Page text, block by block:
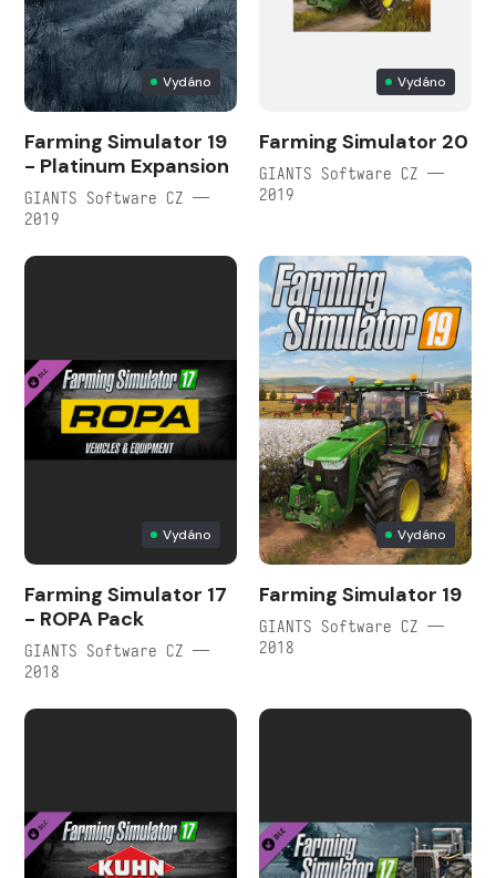
Vydáno
Farming Simulator 19
- Platinum Expansion
GIANTS Software CZ —
2019
Vydáno
Farming Simulator 20
GIANTS Software CZ —
2019
Vydáno
Farming Simulator 17
- ROPA Pack
GIANTS Software CZ —
2018
Vydáno
Farming Simulator 19
GIANTS Software CZ —
2018